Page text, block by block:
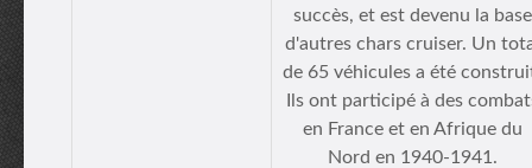
succès, et est devenu la base
d'autres chars cruiser. Un
de 65 véhicules a été
Ils ont participé à des
en France et en Afrique du
Nord en 1940-1941.